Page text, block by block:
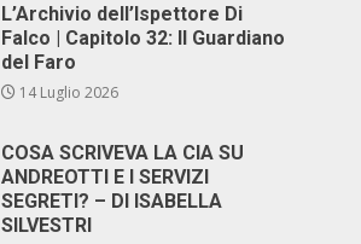
L’Archivio dell’Ispettore Di
Falco | Capitolo 32: Il Guardiano
del Faro
14 Luglio 2026
COSA SCRIVEVA LA CIA SU
ANDREOTTI E I SERVIZI
SEGRETI? – DI ISABELLA
SILVESTRI